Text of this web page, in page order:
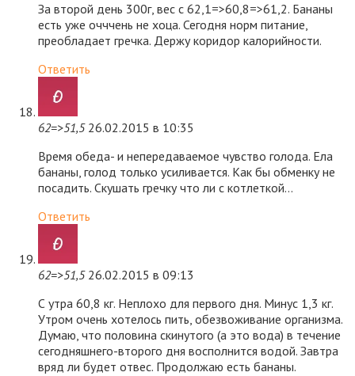
За второй день 300г, вес с 62,1=>60,8=>61,2. Бананы
есть уже очччень не хоца. Сегодня норм питание,
преобладает гречка. Держу коридор калорийности.
Ответить
62=>51,5 26.02.2015 в 10:35
Время обеда- и непередаваемое чувство голода. Ела
бананы, голод только усиливается. Как бы обменку не
посадить. Скушать гречку что ли с котлеткой…
Ответить
62=>51,5 26.02.2015 в 09:13
С утра 60,8 кг. Неплохо для первого дня. Минус 1,3 кг.
Утром очень хотелось пить, обезвоживание организма.
Думаю, что половина скинутого (а это вода) в течение
сегодняшнего-второго дня восполнится водой. Завтра
вряд ли будет отвес. Продолжаю есть бананы.